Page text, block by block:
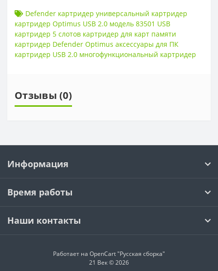
Defender картридер универсальный картридер
картридер Optimus USB 2.0 модель 83501 USB
картридер 5 слотов картридер для карт памяти
картридер Defender Optimus аксессуары для ПК
картридер USB 2.0 многофункциональный картридер
Отзывы (0)
Информация
Время работы
Наши контакты
Работает на OpenCart "Русская сборка"
21 Век © 2026